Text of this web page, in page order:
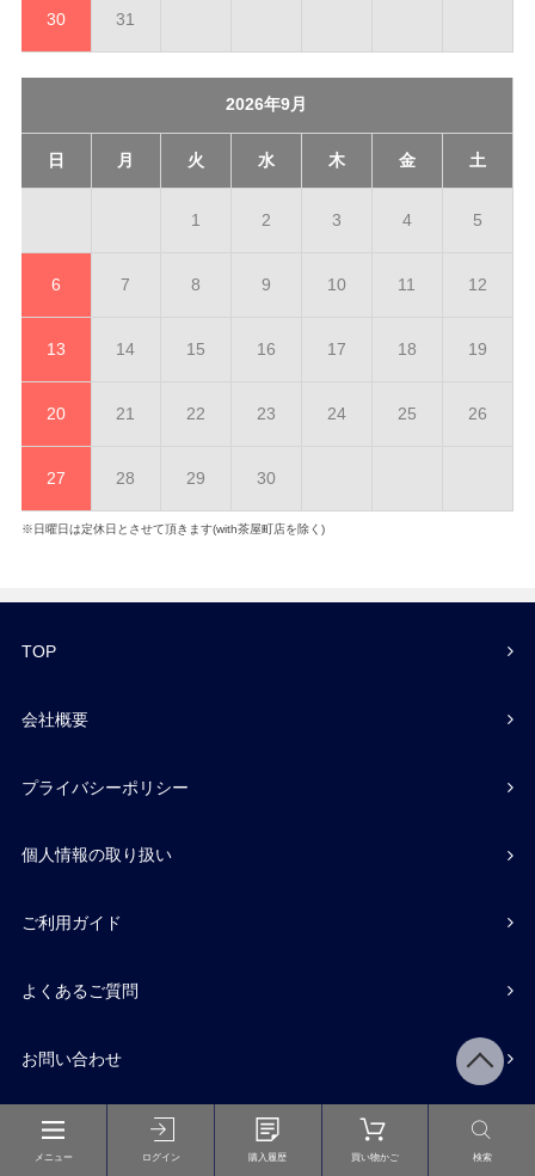
メニュー ログイン 購入履歴 買い物かご 検索
30 31
2026年9月
日 月 火 水 木 金 土
1 2 3 4 5
6 7 8 9 10 11 12
13 14 15 16 17 18 19
20 21 22 23 24 25 26
27 28 29 30
※日曜日は定休日とさせて頂きます(with茶屋町店を除く)
TOP
会社概要
プライバシーポリシー
個人情報の取り扱い
ご利用ガイド
よくあるご質問
お問い合わせ
店舗情報